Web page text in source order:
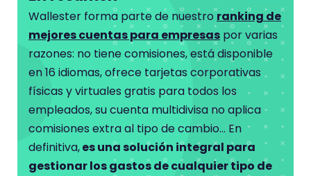
Wallester forma parte de nuestroranking de
mejores cuentas para empresas por varias
razones: no tiene comisiones, está disponible
en 16 idiomas, ofrece tarjetas corporativas
físicas y virtuales gratis para todos los
empleados, su cuenta multidivisa no aplica
comisiones extra al tipo de cambio… En
definitiva,es una solución integral para
gestionar los gastos de cualquier tipo de